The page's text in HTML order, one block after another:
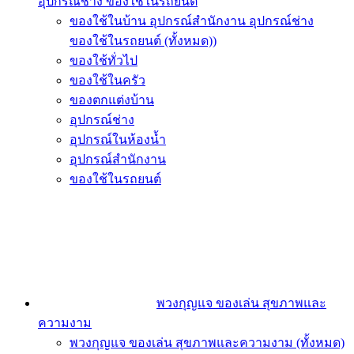
ของใช้ในบ้าน อุปกรณ์สำนักงาน อุปกรณ์ช่าง
ของใช้ในรถยนต์ (ทั้งหมด))
ของใช้ทั่วไป
ของใช้ในครัว
ของตกแต่งบ้าน
อุปกรณ์ช่าง
อุปกรณ์ในห้องน้ำ
อุปกรณ์สำนักงาน
ของใช้ในรถยนต์
พวงกุญแจ ของเล่น สุขภาพและ
ความงาม
พวงกุญแจ ของเล่น สุขภาพและความงาม (ทั้งหมด)